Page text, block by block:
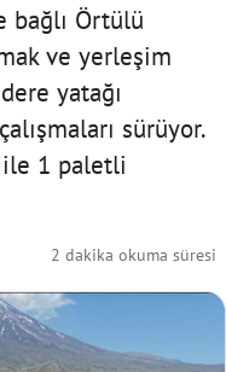
bağlı Örtülü
ve yerleşim
yatağı
sürüyor.
ile 1 paletli
2 dakika okuma süresi